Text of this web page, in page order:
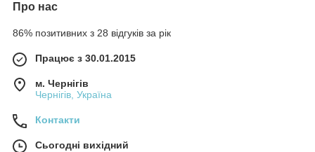
Про нас
86% позитивних з 28 відгуків за рік
Працює з 30.01.2015
м. Чернігів
Чернігів, Україна
Контакти
Сьогодні вихідний